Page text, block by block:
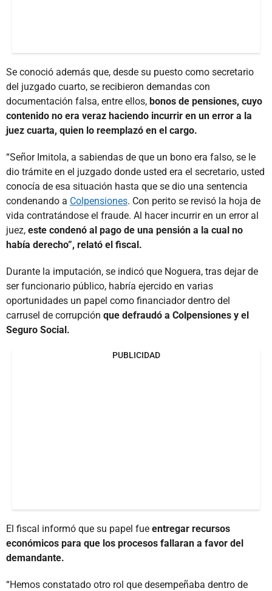
Se conoció además que, desde su puesto como secretario
del juzgado cuarto, se recibieron demandas con
documentación falsa, entre ellos, bonos de pensiones, cuyo
contenido no era veraz haciendo incurrir en un error a la
juez cuarta, quien lo reemplazó en el cargo.
“Señor Imitola, a sabiendas de que un bono era falso, se le
dio trámite en el juzgado donde usted era el secretario, usted
conocía de esa situación hasta que se dio una sentencia
condenando a Colpensiones. Con perito se revisó la hoja de
vida contratándose el fraude. Al hacer incurrir en un error al
juez, este condenó al pago de una pensión a la cual no
había derecho”, relató el fiscal.
Durante la imputación, se indicó que Noguera, tras dejar de
ser funcionario público, habría ejercido en varias
oportunidades un papel como financiador dentro del
carrusel de corrupción que defraudó a Colpensiones y el
Seguro Social.
PUBLICIDAD
El fiscal informó que su papel fue entregar recursos
económicos para que los procesos fallaran a favor del
demandante.
“Hemos constatado otro rol que desempeñaba dentro de